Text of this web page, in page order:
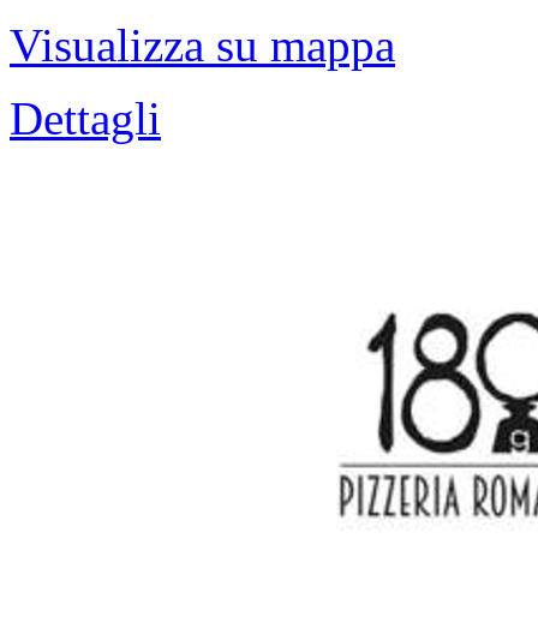
Visualizza su mappa
Dettagli